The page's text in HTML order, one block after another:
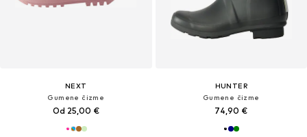
NEXT
Gumene čizme
Od 25,00 €
HUNTER
Gumene čizme
74,90 €